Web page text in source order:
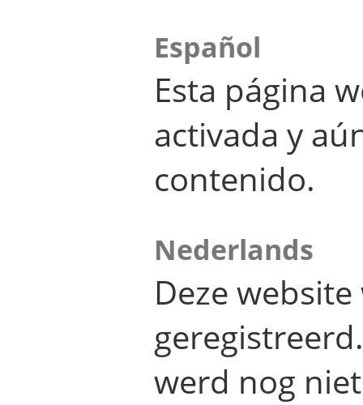
Español
Esta página
activada y
contenido.
Nederlands
Deze
werd nog